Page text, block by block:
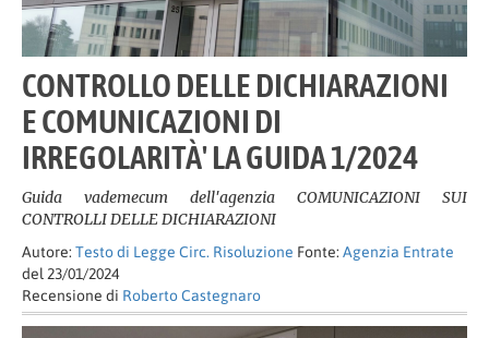
CONTROLLO DELLE DICHIARAZIONI
E COMUNICAZIONI DI
IRREGOLARITÀ' LA GUIDA 1/2024
Guida vademecum dell'agenzia COMUNICAZIONI SUI
CONTROLLI DELLE DICHIARAZIONI
Autore: Testo di Legge Circ. Risoluzione Fonte: Agenzia Entrate
del 23/01/2024
Recensione di Roberto Castegnaro